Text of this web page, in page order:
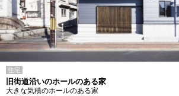
住宅
旧街道沿いのホールのある家
大きな気積のホールのある家